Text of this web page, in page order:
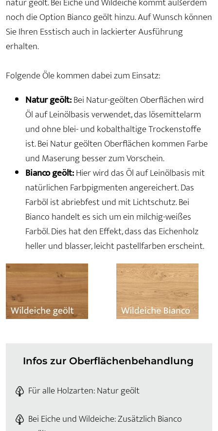
noch die Option Bianco geölt hinzu. Auf Wunsch können
Sie Ihren Esstisch auch in lackierter Ausführung
erhalten.
Folgende Öle kommen dabei zum Einsatz:
Natur geölt:Bei Natur-geölten Oberflächen wird
Öl auf Leinölbasis verwendet, das lösemittelarm
und ohne blei- und kobalthaltige Trockenstoffe
ist. Bei Natur geölten Oberflächen kommen Farbe
und Maserung besser zum Vorschein.
Bianco geölt:Hier wird das Öl auf Leinölbasis mit
natürlichen Farbpigmenten angereichert. Das
Farböl ist abriebfest und mit Lichtschutz. Bei
Bianco handelt es sich um ein milchig-weißes
Farböl. Dies hat den Effekt, dass das Eichenholz
heller und blasser, leicht pastellfarben erscheint.
Infos zur Oberflächenbehandlung
Für alle Holzarten: Natur geölt
Bei Eiche und Wildeiche: Zusätzlich Bianco